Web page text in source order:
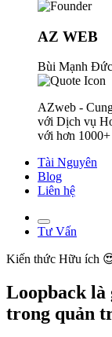
AZ WEB
Bùi Mạnh Đức
AZweb -
với Dịch vụ
với hơn
Tài Nguyên
Blog
Liên hệ
Tư Vấn
Kiến thức Hữu ích
Loopback
trong quản